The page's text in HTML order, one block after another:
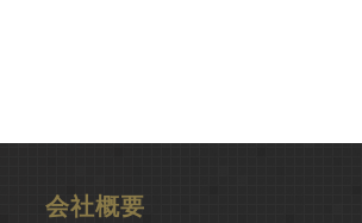
会社概要